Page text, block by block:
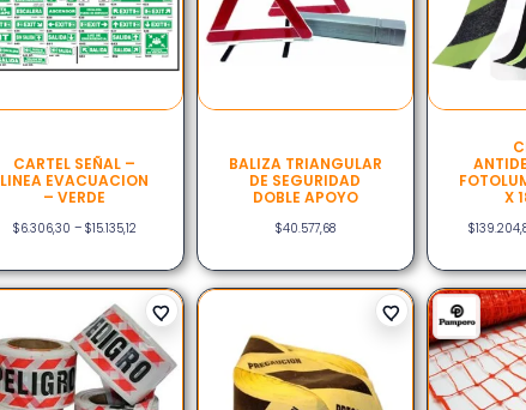
CARTEL SEÑAL –
LINEA EVACUACION
– VERDE
$6.306,30 – $15.135,12
BALIZA TRIANGULAR
DE SEGURIDAD
DOBLE APOYO
$40.577,68
X
$